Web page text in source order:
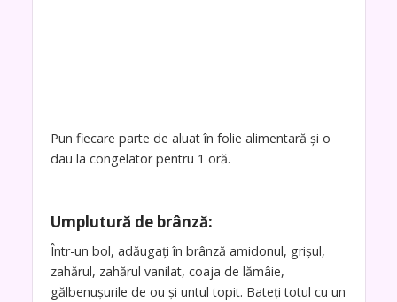
Pun fiecare parte de aluat în folie alimentară și o
dau la congelator pentru 1 oră.
Umplutură de brânză:
Într-un bol, adăugați în brânză amidonul, grișul,
zahărul, zahărul vanilat, coaja de lămâie,
gălbenușurile de ou și untul topit. Bateți totul cu un